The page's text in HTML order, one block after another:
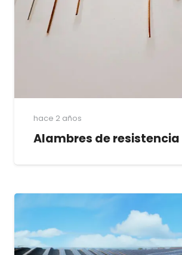
hace 2 años
Alambres de resistencia